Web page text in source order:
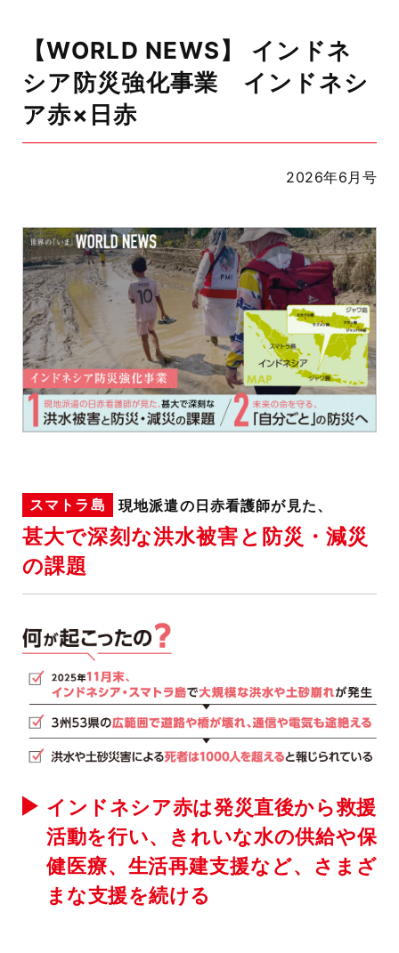
【WORLD NEWS】 インドネ
シア防災強化事業 インドネシ
ア赤×日赤
2026年6月号
スマトラ島 現地派遣の日赤看護師が見た、
甚大で深刻な洪水被害と防災・減災
の課題
インドネシア赤は発災直後から救援
活動を行い、きれいな水の供給や保
健医療、生活再建支援など、さまざ
まな支援を続ける